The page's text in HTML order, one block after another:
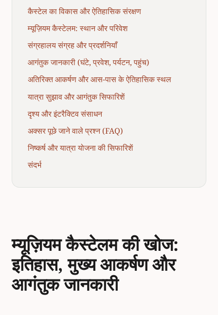
कैस्टेल का विकास और ऐतिहासिक संरक्षण
म्यूज़ियम कैस्टेलम: स्थान और परिवेश
संग्रहालय संग्रह और प्रदर्शनियाँ
आगंतुक जानकारी (घंटे, प्रवेश, पर्यटन, पहुंच)
अतिरिक्त आकर्षण और आस-पास के ऐतिहासिक स्थल
यात्रा सुझाव और आगंतुक सिफारिशें
दृश्य और इंटरैक्टिव संसाधन
अक्सर पूछे जाने वाले प्रश्न (FAQ)
निष्कर्ष और यात्रा योजना की सिफारिशें
संदर्भ
म्यूज़ियम कैस्टेलम की खोज:
इतिहास, मुख्य आकर्षण और
आगंतुक जानकारी